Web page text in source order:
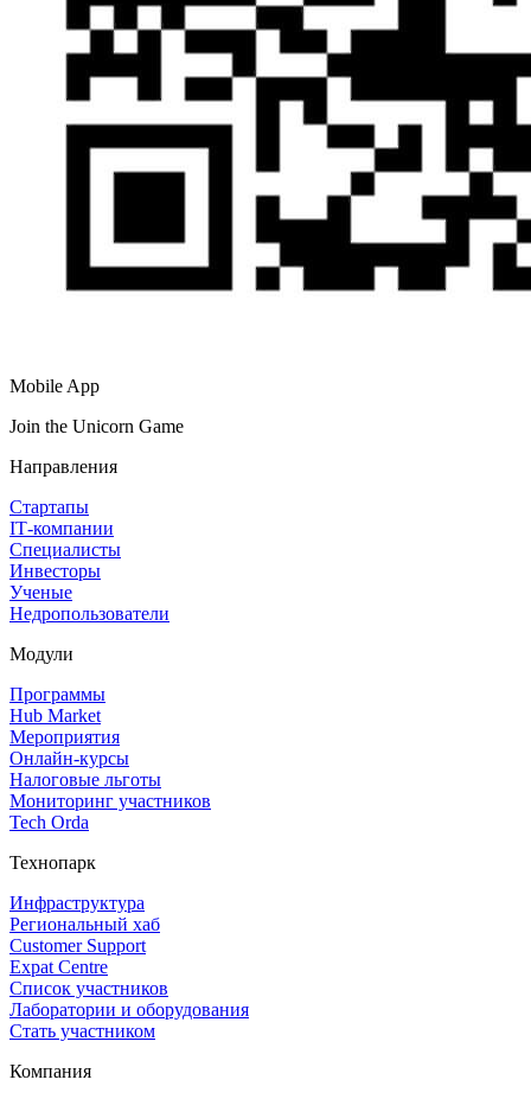
Mobile App
Join the Unicorn Game
Направления
Стартапы
IT‑компании
Специалисты
Инвесторы
Ученые
Недропользователи
Модули
Программы
Hub Market
Мероприятия
Онлайн‑курсы
Налоговые льготы
Мониторинг участников
Tech Orda
Технопарк
Инфраструктура
Региональный хаб
Customer Support
Expat Centre
Список участников
Лаборатории и оборудования
Стать участником
Компания